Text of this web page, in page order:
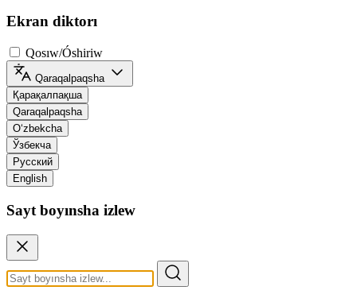
Ekran diktorı
Qosıw/Óshiriw
Qaraqalpaqsha
Қарақалпақша
Qaraqalpaqsha
O‘zbekcha
Ўзбекча
Русский
English
Sayt boyınsha izlew